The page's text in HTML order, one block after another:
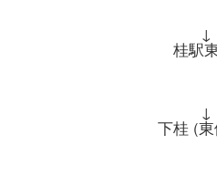
↓
桂駅
↓
下桂 (